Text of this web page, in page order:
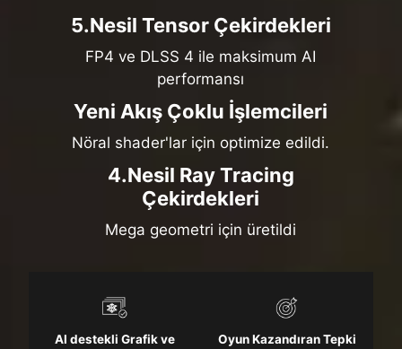
5.Nesil Tensor Çekirdekleri
FP4 ve DLSS 4 ile maksimum AI
performansı
Yeni Akış Çoklu İşlemcileri
Nöral shader'lar için optimize edildi.
4.Nesil Ray Tracing
Çekirdekleri
Mega geometri için üretildi
AI destekli Grafik ve
Oyun Kazandıran Tepki